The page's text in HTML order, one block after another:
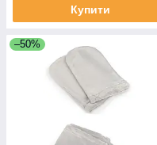
Купити
–50%